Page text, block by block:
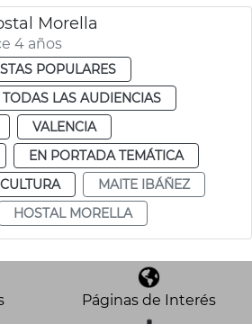
Morella
4 años
POPULARES
TODAS LAS AUDIENCIAS
VALENCIA
EN PORTADA TEMÁTICA
CULTURA
MAITE IBÁÑEZ
HOSTAL MORELLA
Páginas de Interés